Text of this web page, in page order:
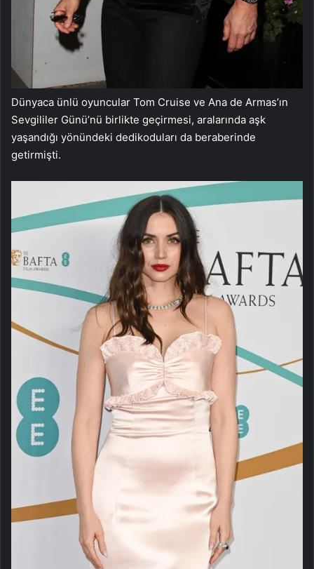
Dünyaca ünlü oyuncular Tom Cruise ve Ana de Armas’ın
Sevgililer Günü’nü birlikte geçirmesi, aralarında aşk
yaşandığı yönündeki dedikoduları da beraberinde
getirmişti.